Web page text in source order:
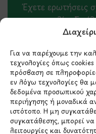
Για να παρέχουμε την
τεχνολογίες όπως
πρόσβαση σε
εν λόγω τεχνολογίες θα
δεδομένα προσωπικού
περιήγησης ή μοναδικά
ιστότοπο. Η μη
συγκατάθεσης, μπορεί
λειτουργίες και
Έχετε ερωτήσεις
παραγγελία;